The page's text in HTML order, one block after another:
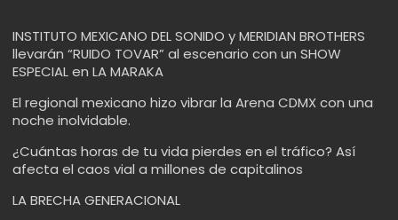
INSTITUTO MEXICANO DEL SONIDO y MERIDIAN BROTHERS
llevarán “RUIDO TOVAR” al escenario con un SHOW
ESPECIAL en LA MARAKA
El regional mexicano hizo vibrar la Arena CDMX con una
noche inolvidable.
¿Cuántas horas de tu vida pierdes en el tráfico? Así
afecta el caos vial a millones de capitalinos
LA BRECHA GENERACIONAL